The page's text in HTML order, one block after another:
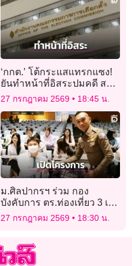
‘กกต.’ โต้กระแสแทรกแซง!
ยันทำหน้าที่อิสระปมคดี สว.
ยึดหลักฐาน-กฎหมาย คาดลง
มติสิ้น ส.ค. นี้
27 กรกฎาคม 2569 18:45 น.
ม.ศิลปากรฯ ร่วม กอง
บังคับการ ตร.ท่องเที่ยว 3 เปิด
โครงการอบรม “ยุวทูตตำรวจ
ท่องเที่ยว”
27 กรกฎาคม 2569 18:30 น.